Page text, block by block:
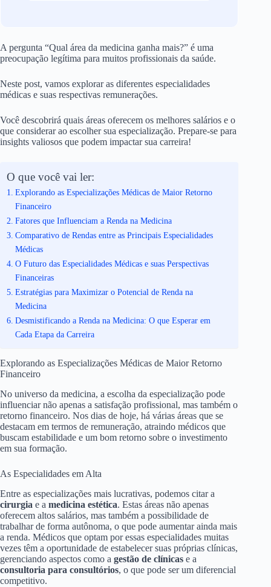
A pergunta “Qual área da medicina ganha mais?” é uma
preocupação legítima para muitos profissionais da saúde.
Neste post, vamos explorar as diferentes especialidades
médicas e suas respectivas remunerações.
Você descobrirá quais áreas oferecem os melhores salários e o
que considerar ao escolher sua especialização. Prepare-se para
insights valiosos que podem impactar sua carreira!
O que você vai ler:
Explorando as Especializações Médicas de Maior Retorno
Financeiro
Fatores que Influenciam a Renda na Medicina
Comparativo de Rendas entre as Principais Especialidades
Médicas
O Futuro das Especialidades Médicas e suas Perspectivas
Financeiras
Estratégias para Maximizar o Potencial de Renda na
Medicina
Desmistificando a Renda na Medicina: O que Esperar em
Cada Etapa da Carreira
Explorando as Especializações Médicas de Maior Retorno
Financeiro
No universo da medicina, a escolha da especialização pode
influenciar não apenas a satisfação profissional, mas também o
retorno financeiro. Nos dias de hoje, há várias áreas que se
destacam em termos de remuneração, atraindo médicos que
buscam estabilidade e um bom retorno sobre o investimento
em sua formação.
As Especialidades em Alta
Entre as especializações mais lucrativas, podemos citar a
cirurgia e a medicina estética. Estas áreas não apenas
oferecem altos salários, mas também a possibilidade de
trabalhar de forma autônoma, o que pode aumentar ainda mais
a renda. Médicos que optam por essas especialidades muitas
vezes têm a oportunidade de estabelecer suas próprias clínicas,
gerenciando aspectos como a gestão de clínicas e a
consultoria para consultórios, o que pode ser um diferencial
competitivo.